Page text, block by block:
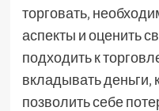
торговать‚
аспекты и оценить
подходить к
вкладывать
позволить себе